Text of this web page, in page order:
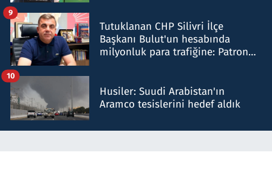
Tutuklanan CHP Silivri İlçe
Başkanı Bulut'un hesabında
milyonluk para trafiğine: Patron
9
Husiler: Suudi Arabistan'ın
Aramco tesislerini hedef aldık
10